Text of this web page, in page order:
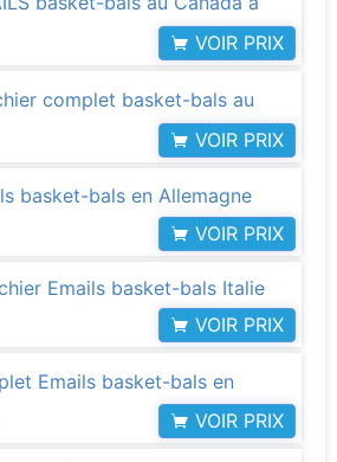
VOIR PRIX
complet basket-bals au
VOIR PRIX
basket-bals en Allemagne
VOIR PRIX
Emails basket-bals Italie
VOIR PRIX
Emails basket-bals en
VOIR PRIX